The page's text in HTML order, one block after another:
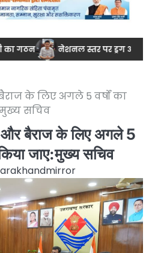
नेशनल स्तर पर ड्रग आयुक्त ताजवर सिंह
के लिए अगले 5 वर्षों का
सचिव
बैराज के लिए अगले 5
किया जाए:मुख्य सचिव